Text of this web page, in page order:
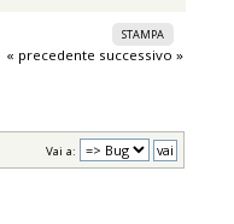
STAMPA
« precedente successivo »
Vai a: